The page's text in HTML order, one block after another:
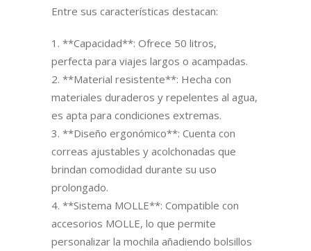
Entre sus características destacan:
1. **Capacidad**: Ofrece 50 litros,
perfecta para viajes largos o acampadas.
2. **Material resistente**: Hecha con
materiales duraderos y repelentes al agua,
es apta para condiciones extremas.
3. **Diseño ergonómico**: Cuenta con
correas ajustables y acolchonadas que
brindan comodidad durante su uso
prolongado.
4. **Sistema MOLLE**: Compatible con
accesorios MOLLE, lo que permite
personalizar la mochila añadiendo bolsillos